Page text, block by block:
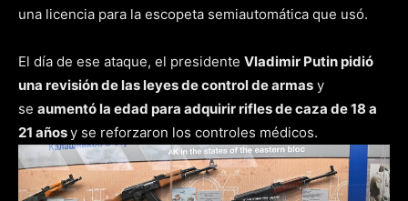
una licencia para la escopeta semiautomática que usó.
El día de ese ataque, el presidente Vladimir Putin pidió
una revisión de las leyes de control de armas y
se aumentó la edad para adquirir rifles de caza de 18 a
21 añosy se reforzaron los controles médicos.